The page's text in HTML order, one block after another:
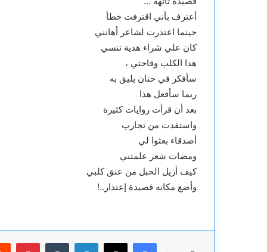
أعترف بأني اقترفت خطأ
حينما اعتذرت لشاعر أهانني
كان علي شراء هدية تنسي
هذا الكلب وقاحتي ،
سأفكر في حنان يليق به
ربما سأفعل هذا
بعد أن قرأت روايات كثيرة
واستفدت من تجارب
أصدقاء بعثوا لي
ومضات شعر علمتني
كيف أزيل الحبل من عنق كلبي
وأضع مكانه قصيدة إعتذار..!
فيسبوك
‫X لينكدإن